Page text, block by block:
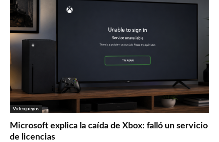
Videojuegos
Microsoft explica la caída de Xbox: falló un servicio
de licencias